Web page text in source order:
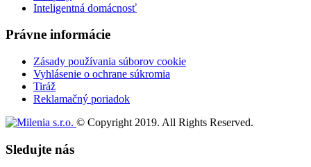
Inteligentná domácnosť
Právne informácie
Zásady používania súborov cookie
Vyhlásenie o ochrane súkromia
Tiráž
Reklamačný poriadok
© Copyright 2019. All Rights Reserved.
Sledujte nás